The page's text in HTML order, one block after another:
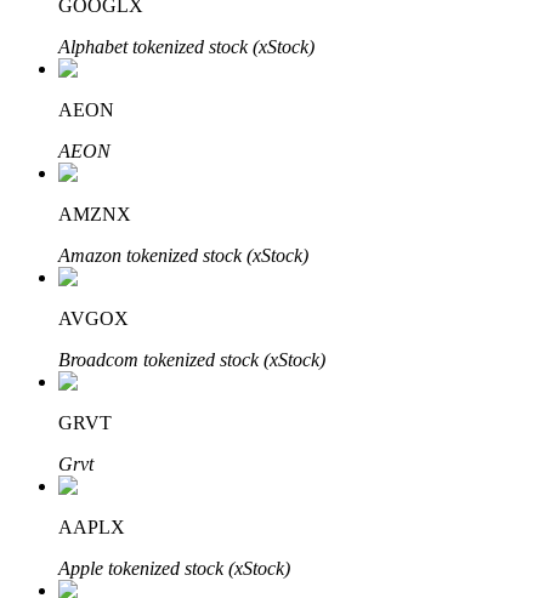
الاستثمار التلقائي
احصل على أرباح طويلة الأجل وفوائد مرنة
تعلم الستاكينغ
GOOGLX
Alphabet tokenized stock (xStock)
AEON
AEON
AMZNX
Amazon tokenized stock (xStock)
AVGOX
Broadcom tokenized stock (xStock)
GRVT
Grvt
AAPLX
Apple tokenized stock (xStock)